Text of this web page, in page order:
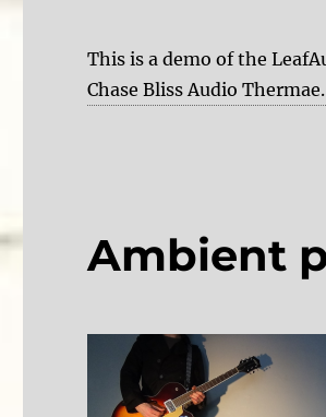
This is a demo of the
Chase Bliss Audio
Ambient